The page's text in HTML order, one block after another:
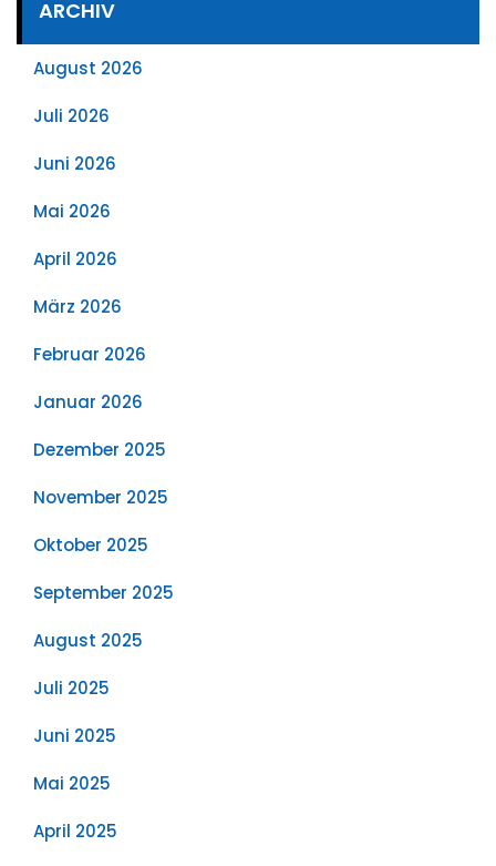
ARCHIV
August 2026
Juli 2026
Juni 2026
Mai 2026
April 2026
März 2026
Februar 2026
Januar 2026
Dezember 2025
November 2025
Oktober 2025
September 2025
August 2025
Juli 2025
Juni 2025
Mai 2025
April 2025